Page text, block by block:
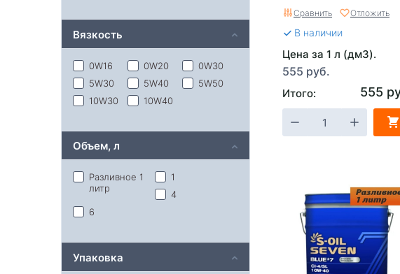
Сравнить Отложить
В наличии
Цена за 1 л (дм3).
555 руб.
Итого: 555
Profix
Rolf
Sintec
Taif
Takayama
Teboil
Totachi
Toyota
Vag
Вязкость
0W16 0W20
0W30
5W30
5W40
5W50
10W30
10W40
Объем, л
Разливное 1
литр
1
4
6
Упаковка